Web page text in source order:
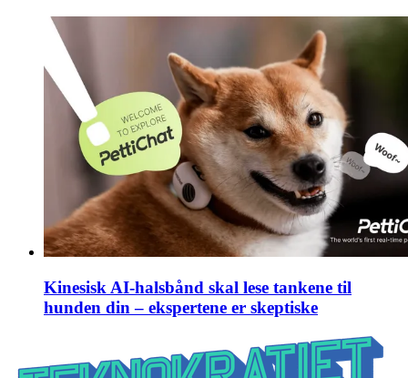
Kinesisk AI-halsbånd skal lese tankene til
hunden din – ekspertene er skeptiske